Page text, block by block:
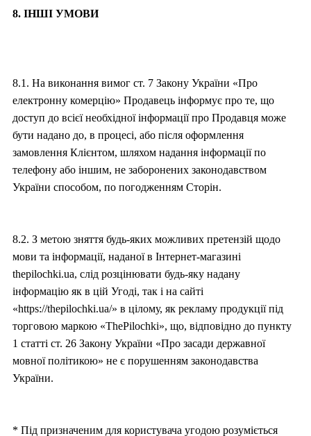
8. ІНШІ УМОВИ
8.1. На виконання вимог ст. 7 Закону України «Про
електронну комерцію» Продавець інформує про те, що
доступ до всієї необхідної інформації про Продавця може
бути надано до, в процесі, або після оформлення
замовлення Клієнтом, шляхом надання інформації по
телефону або іншим, не заборонених законодавством
України способом, по погодженням Сторін.
8.2. З метою зняття будь-яких можливих претензій щодо
мови та інформації, наданої в Інтернет-магазині
thepilochki.ua, слід розцінювати будь-яку надану
інформацію як в цій Угоді, так і на сайті
«https://thepilochki.ua/» в цілому, як рекламу продукції під
торговою маркою «ThePilochki», що, відповідно до пункту
1 статті ст. 26 Закону України «Про засади державної
мовної політикою» не є порушенням законодавства
України.
* Під призначеним для користувача угодою розуміється